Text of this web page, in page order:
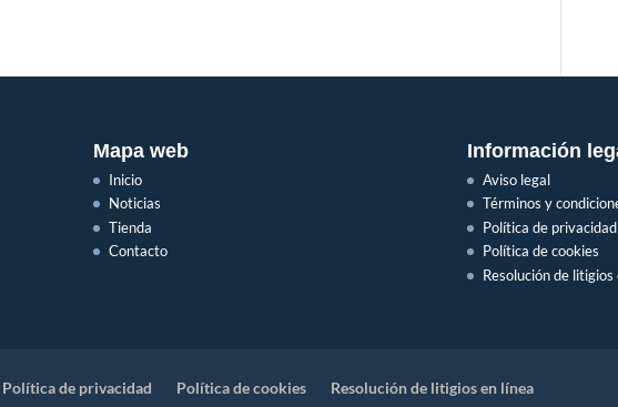
Mapa web
Inicio
Noticias
Tienda
Contacto
Información
Aviso legal
Términos y
Política de privacidad
Política de cookies
Resolución de litigios
Política de privacidad Política de cookies Resolución de litigios en línea